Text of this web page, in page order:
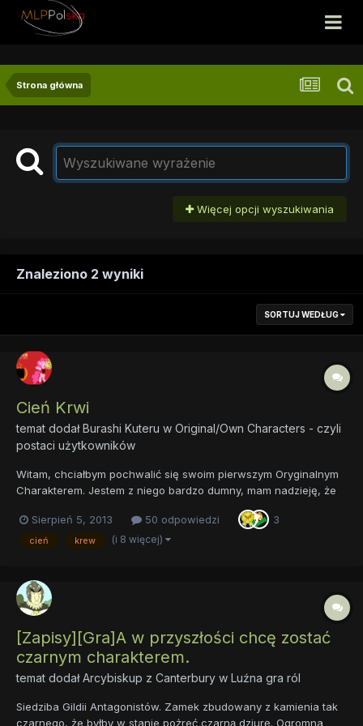
Strona główna
Więcej opcji wyszukiwania
Znaleziono 2 wyniki
SORTUJ WEDŁUG
Cień Krwi
temat dodałBurashi Kuteru w Original/Own Characters - czyli
postaci użytkowników
Witam, chciałbym pochwalić się swoim pierwszym Oryginalnym
Charakterem. Jestem z niego bardzo dumny, mam nadzieję, że
Cechy: zła, mściwa, wierna, bezlitosna Uroczy Znaczek:
półksiężyc ociekający krwistoczerwoną krwią Oczy: krwistoc...
Sierpień 5, 2013 50 odpowiedzi 3
cień krew (i 8 więcej)
[Zapisy][Gra]A w przyszłości chcę zostać
czarnym charakterem.
temat dodałArcybiskup z Canterbury w Luźna gra ról
Siedziba Gildii Antagonistów. Zamek zbudowany z kamienia tak
czarnego, że byłby w stanie pożreć czarną dziurę. Ogromna